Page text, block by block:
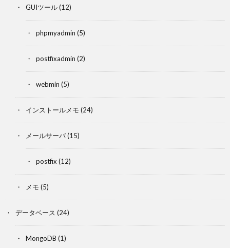
GUIツール(12)
phpmyadmin (5)
postfixadmin (2)
webmin (5)
インストールメモ (24)
メールサーバ(15)
postfix (12)
メモ (5)
データベース (24)
MongoDB (1)